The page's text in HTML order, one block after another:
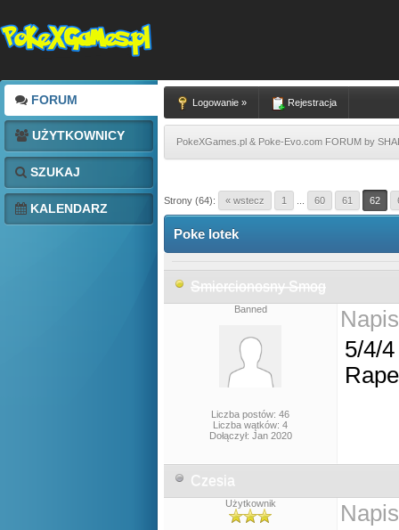
FORUM
UŻYTKOWNICY
SZUKAJ
KALENDARZ
Logowanie » Rejestracja
PokeXGames.pl & Poke-Evo.com FORUM by
Strony (64): « wstecz 1 60 61 62
Poke lotek
Smiercionosny Smog
Banned
Liczba postów: 46
Liczba wątków: 4
Dołączył: Jan 2020
5/4/4
Czesia
Użytkownik